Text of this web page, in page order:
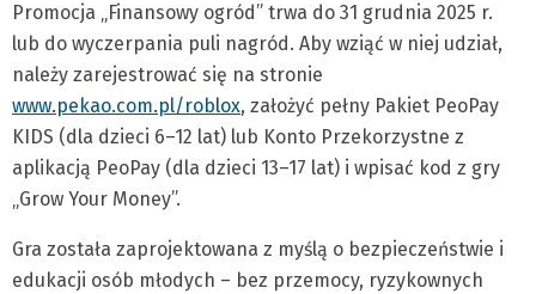
Promocja „Finansowy ogród” trwa do 31 grudnia 2025 r.
lub do wyczerpania puli nagród. Aby wziąć w niej udział,
należy zarejestrować się na stronie
www.pekao.com.pl/roblox, założyć pełny Pakiet PeoPay
KIDS (dla dzieci 6–12 lat) lub Konto Przekorzystne z
aplikacją PeoPay (dla dzieci 13–17 lat) i wpisać kod z gry
„Grow Your Money”.
Gra została zaprojektowana z myślą o bezpieczeństwie i
edukacji osób młodych – bez przemocy, ryzykownych